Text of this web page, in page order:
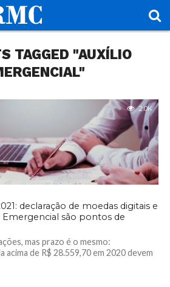
TAGGED "AUXÍLIO
2.0K
declaração de moedas digitais e
Emergencial são pontos de
mas prazo é o mesmo:
de R$ 28.559,70 em 2020 devem